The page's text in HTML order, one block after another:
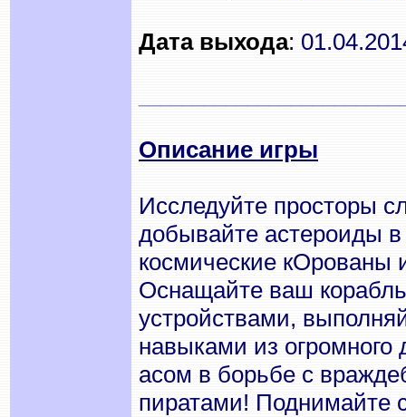
Дата выхода:
Описание игры
Исследуйте просторы
добывайте астероиды в
космические кОрованы
Оснащайте ваш
устройствами,
навыками из
асом в борьбе с
пиратами! Поднимайте